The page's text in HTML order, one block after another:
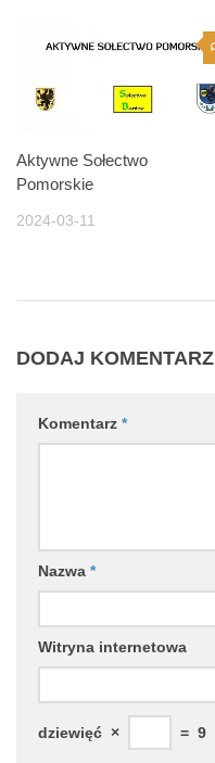
Aktywne Sołectwo
Pomorskie
2024-03-11
DODAJ KOMENTARZ
Komentarz *
Nazwa *
Witryna internetowa
dziewięć × = 9